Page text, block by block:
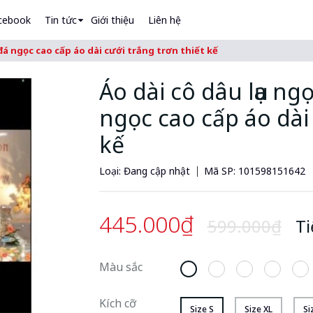
Tin tức Giới thiệu Liên hệ
ngọc cao cấp áo dài cưới trắng trơn thiết kế
Áo dài cô dâu lụa
ngọc cao cấp áo
kế
Loại: Đang cập nhật Mã SP: 101598151642
445.000₫ 599.000₫
Màu sắc
Kích cỡ Size S Size XL
Hướng dẫn đang được cập nhật
giỏ hàng
ĐƠN GIÁ SỐ LƯỢNG
Valentino 07